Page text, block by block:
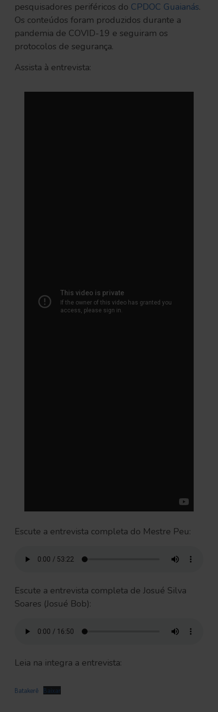
pesquisadores periféricos do CPDOC Guaianás.
Os conteúdos foram produzidos durante a
pandemia de COVID-19 e seguiram os
protocolos de segurança.
Assista à entrevista:
Escute a entrevista completa do Mestre Peu:
Escute a entrevista completa de Josué Silva
Soares (Josué Bob):
Leia na integra a entrevista:
Batakerê Baixar